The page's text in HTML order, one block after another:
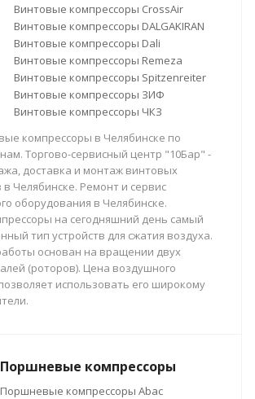
Винтовые компрессоры CrossAir
Винтовые компрессоры DALGAKIRAN
Винтовые компрессоры Dali
Винтовые компрессоры Remeza
Винтовые компрессоры Spitzenreiter
Винтовые компрессоры ЗИФ
Винтовые компрессоры ЧКЗ
компрессоры в Челябинске по
Торгово-сервисный центр "10Бар" -
доставка и монтаж винтовых
Челябинске. Ремонт и сервис
оборудования в Челябинске.
на сегодняшний день самый
тип устройств для сжатия воздуха.
основан на вращении двух
(роторов). Цена воздушного
использовать его широкому
Поршневые компрессоры
Поршневые компрессоры Abac